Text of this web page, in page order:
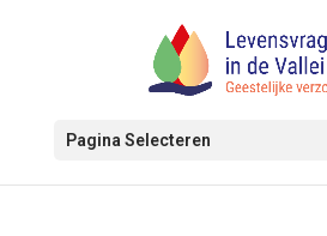
Pagina Selecteren